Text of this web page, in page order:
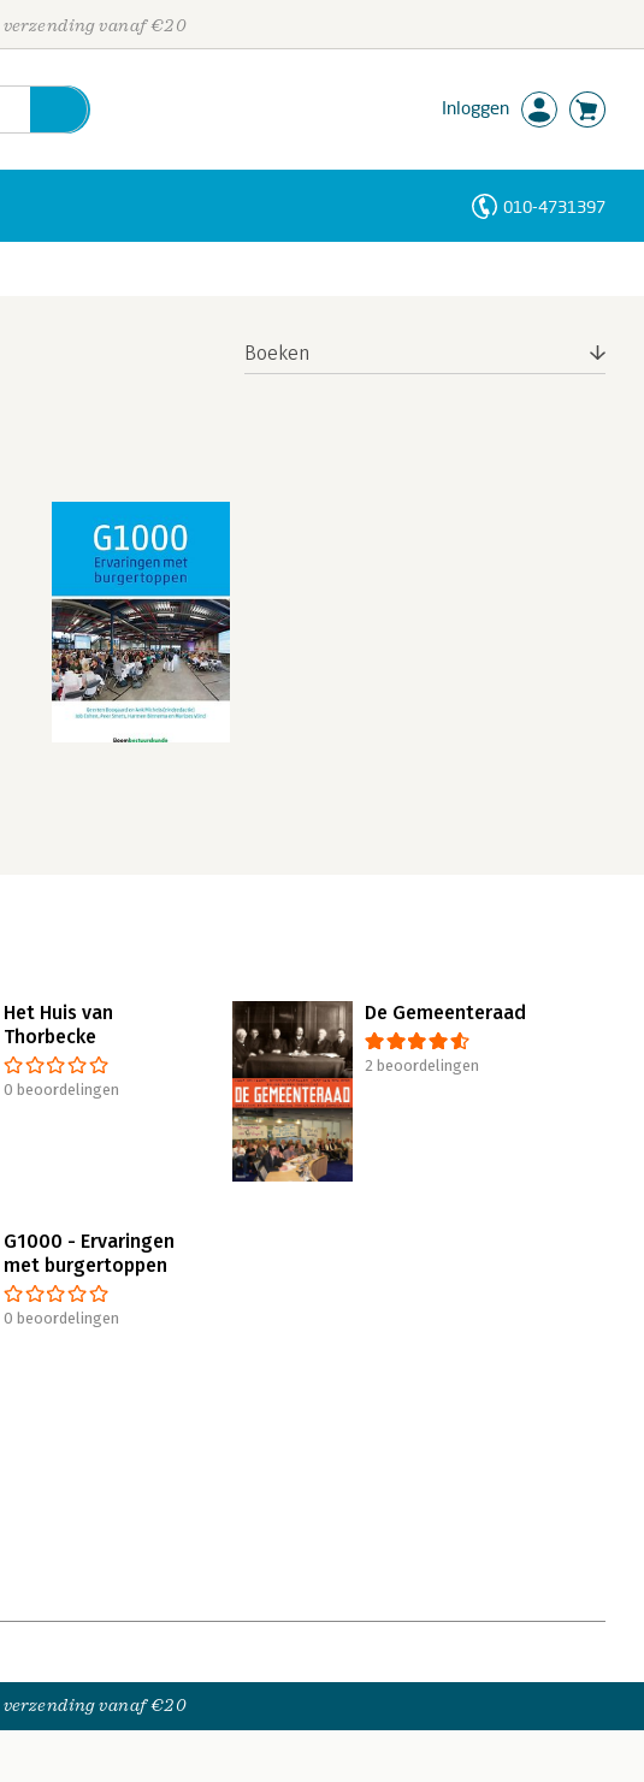
verzending vanaf €20
Inloggen
010-4731397
Boeken
Het Huis van
Thorbecke
0 beoordelingen
De Gemeenteraad
2 beoordelingen
G1000 - Ervaringen
met burgertoppen
0 beoordelingen
verzending vanaf €20
Personen